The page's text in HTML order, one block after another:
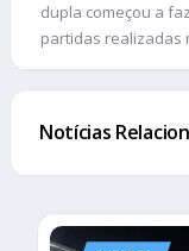
dupla começou a
partidas realizadas
Notícias